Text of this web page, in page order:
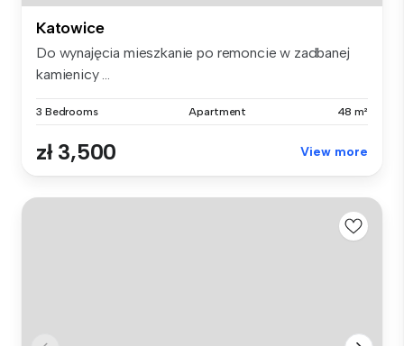
Katowice
Do wynajęcia mieszkanie po remoncie w zadbanej
kamienicy ...
3 Bedrooms Apartment 48 m²
zł 3,500 View more